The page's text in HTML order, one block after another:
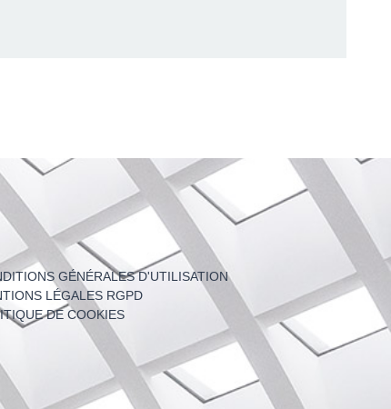
GÉNÉRALES D'UTILISATION
LÉGALES RGPD
DE COOKIES